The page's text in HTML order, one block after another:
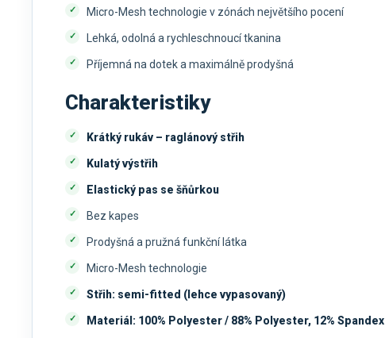
Micro-Mesh technologie v zónách největšího pocení
Lehká, odolná a rychleschnoucí tkanina
Příjemná na dotek a maximálně prodyšná
Charakteristiky
Krátký rukáv – raglánový střih
Kulatý výstřih
Elastický pas se šňůrkou
Bez kapes
Prodyšná a pružná funkční látka
Micro-Mesh technologie
Střih: semi-fitted (lehce vypasovaný)
Materiál: 100% Polyester / 88% Polyester, 12% Spandex